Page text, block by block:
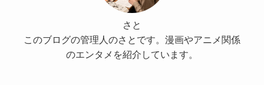
さと
このブログの管理人のさとです。漫画やアニメ関係
のエンタメを紹介しています。